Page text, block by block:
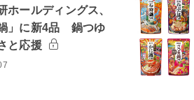
ホールディングス、
鍋」に新4品 鍋つゆ
と応援